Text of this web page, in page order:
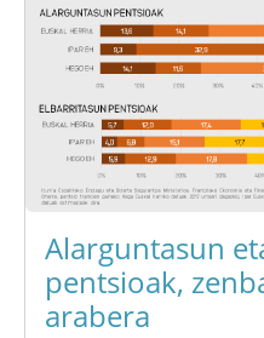
Alarguntasun
pentsioak,
arabera